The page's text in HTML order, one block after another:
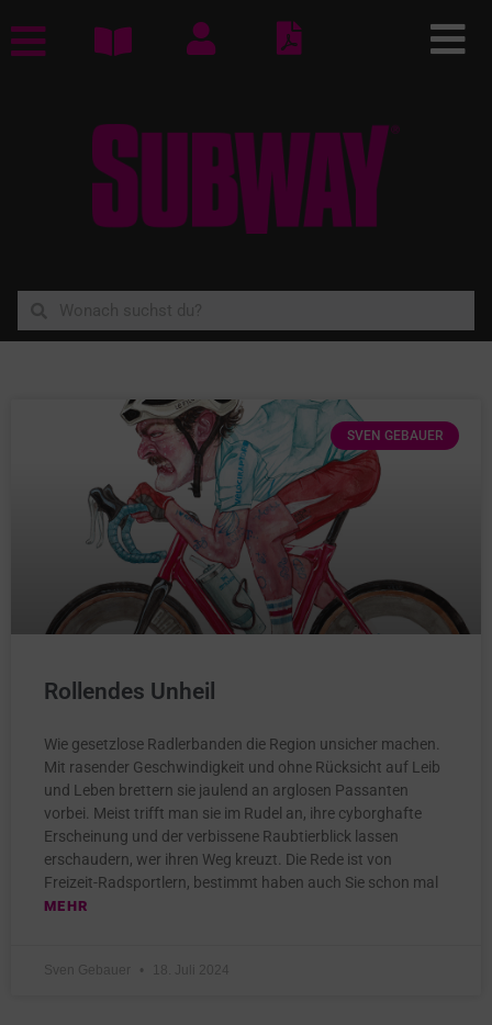
SVEN GEBAUER
Rollendes Unheil
Wie gesetzlose Radlerbanden die Region unsicher machen.
Mit rasender Geschwindigkeit und ohne Rücksicht auf Leib
und Leben brettern sie jaulend an arglosen Passanten
vorbei. Meist trifft man sie im Rudel an, ihre cyborghafte
Erscheinung und der verbissene Raubtierblick lassen
erschaudern, wer ihren Weg kreuzt. Die Rede ist von
Freizeit-Radsportlern, bestimmt haben auch Sie schon mal
MEHR
Sven Gebauer 18. Juli 2024